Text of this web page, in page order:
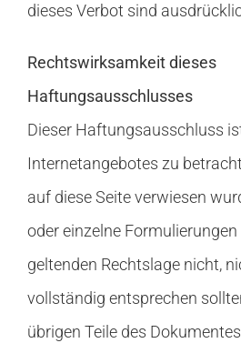
dieses Verbot sind
Rechtswirksamkeit dieses
Haftungsausschlusses
Dieser Haftungsausschluss
Internetangebotes zu
auf diese Seite verwiesen
oder einzelne
geltenden Rechtslage nicht,
vollständig entsprechen
übrigen Teile des